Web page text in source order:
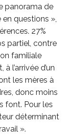
panorama de
questions »,
27%
partiel, contre
familiale
l’arrivée d’un
les mères à
donc moins
font. Pour les
déterminant
».